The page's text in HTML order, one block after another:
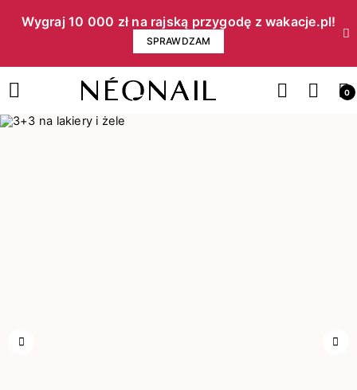
Wygraj 10 000 zł na rajską przygodę z wakacje.pl!​
SPRAWDZAM
0